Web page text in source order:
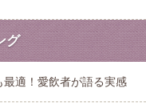
グ
適！愛飲者が語る実感